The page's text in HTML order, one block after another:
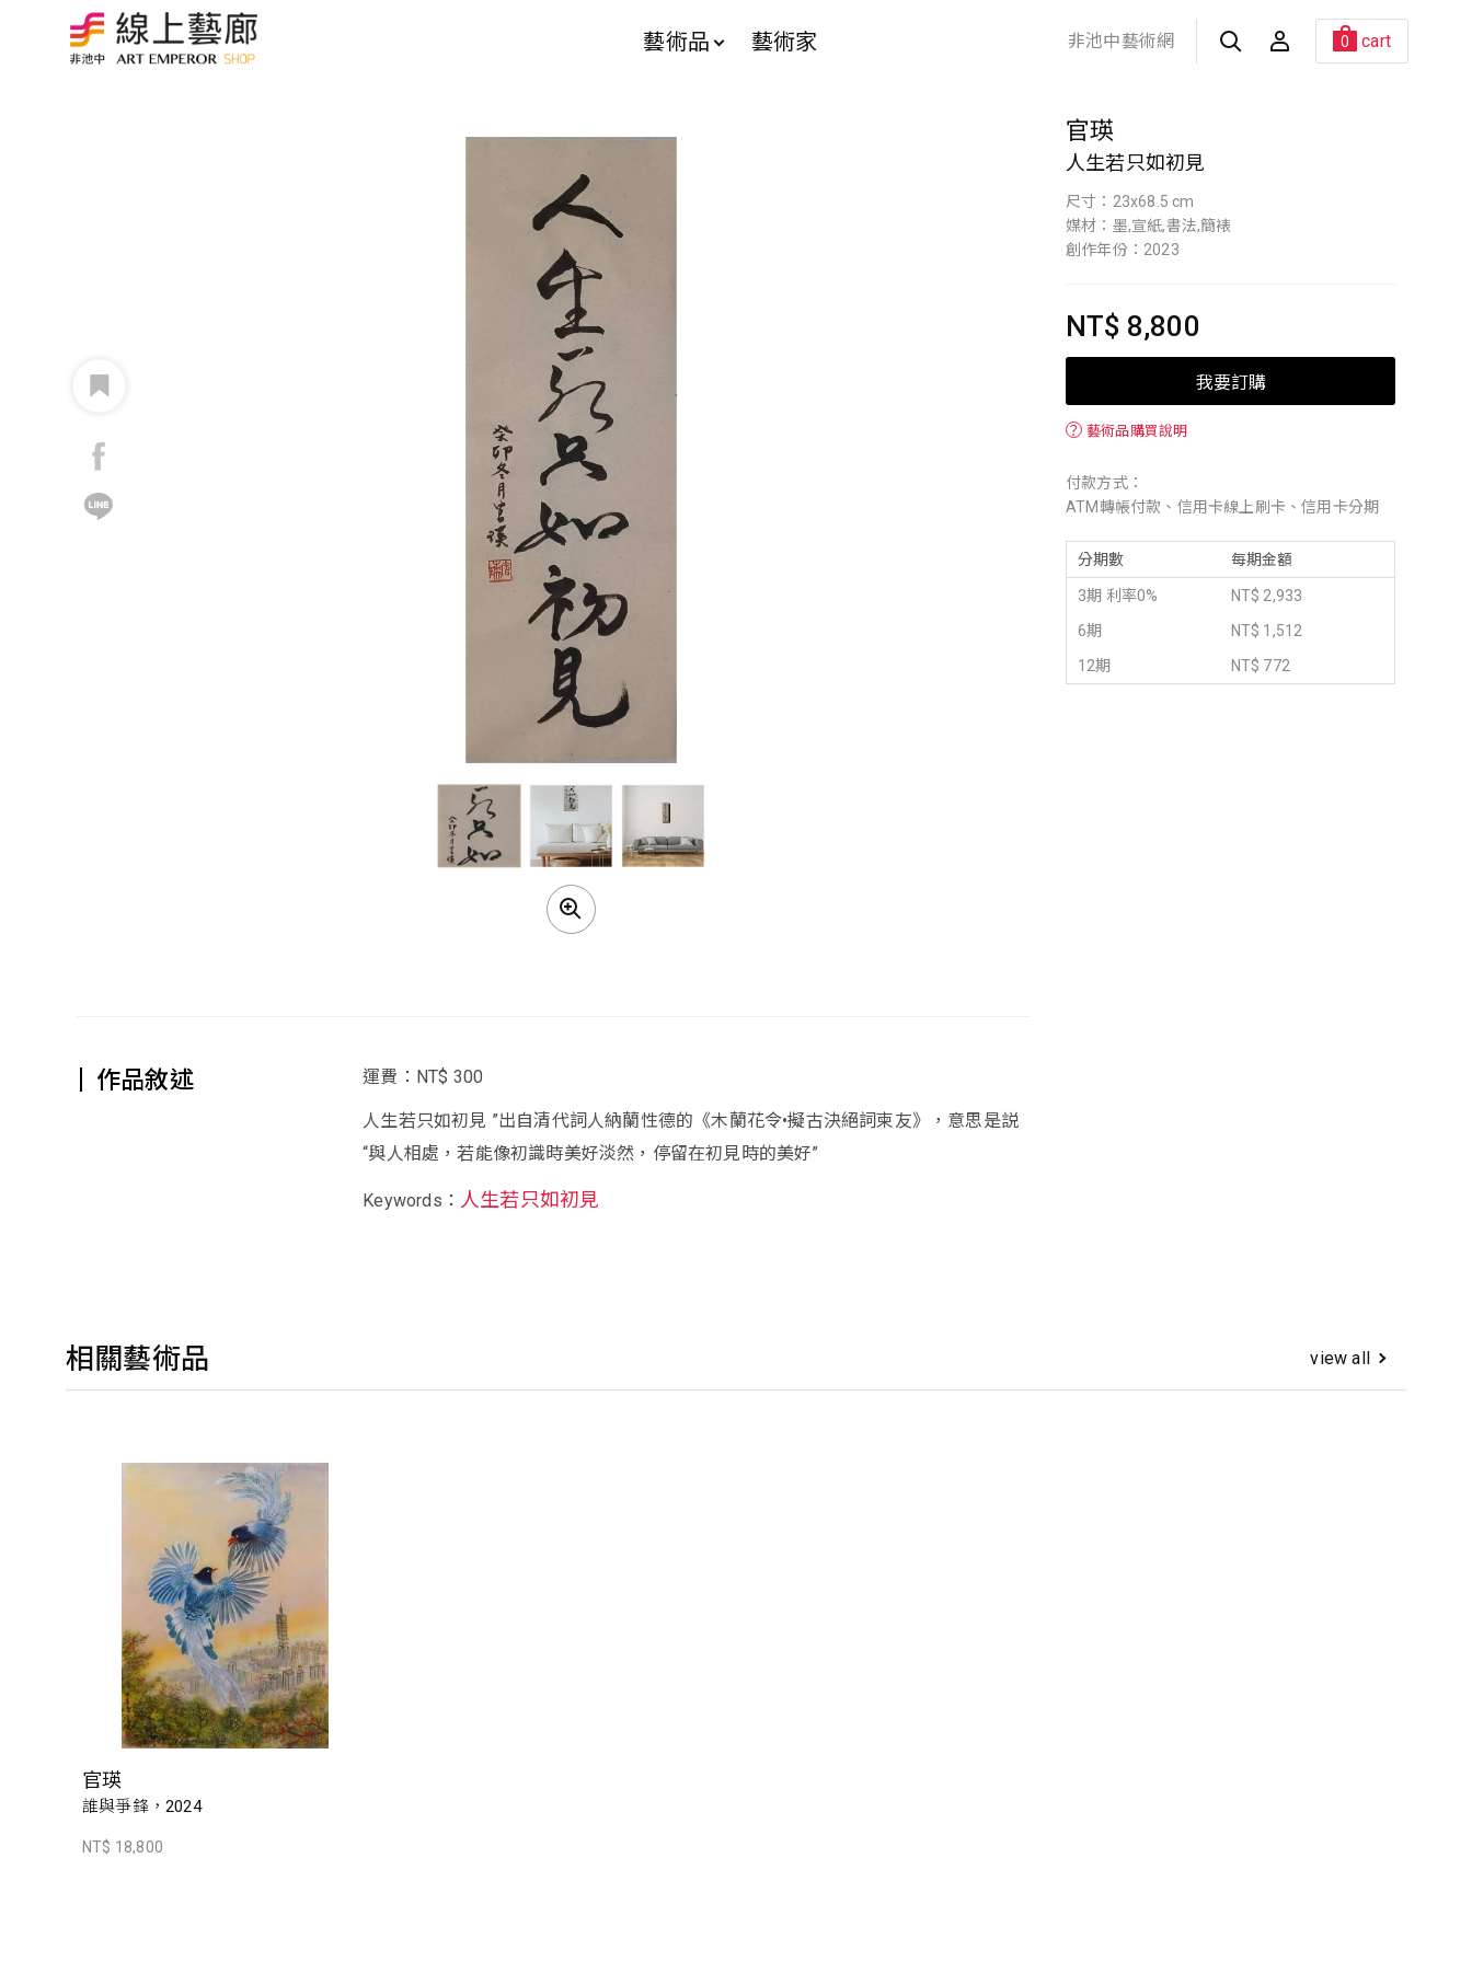
藝術品 藝術家 非池中藝術網 0 cart
官瑛
人生若只如初見
尺寸：23x68.5 cm
媒材：墨,宣紙,書法,簡裱
創作年份：2023
NT$ 8,800
我要訂購
？ 藝術品購買說明
付款方式：
ATM轉帳付款、信用卡線上刷卡、信用卡分期
分期數 每期金額
3期 利率0%
NT$ 2,933
6期
NT$ 1,512
12期
NT$ 772
作品敘述 運費：NT$ 300
人生若只如初見 ”出自清代詞人納蘭性德的《木蘭花令•擬古決絕詞柬友》，意思是説
“與人相處，若能像初識時美好淡然，停留在初見時的美好”
Keywords： 人生若只如初見
相關藝術品 view all
官瑛
誰與爭鋒，2024
NT$ 18,800